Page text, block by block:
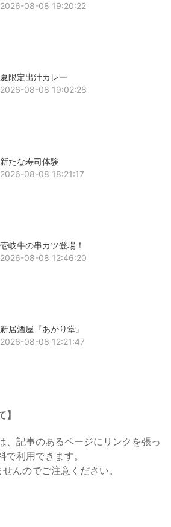
2026-08-08 19:20:22
夏限定出汁カレー
2026-08-08 19:02:28
新たな寿司体験
2026-08-08 18:21:17
壱岐牛の串カツ登場！
2026-08-08 12:46:20
新居酒屋『あかり堂』
2026-08-08 12:21:47
、記事のあるページにリンクを張っ
利用できます。
んのでご注意ください。